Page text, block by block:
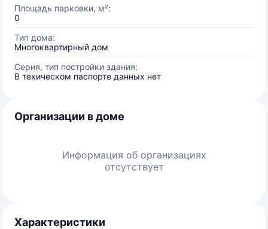
Площадь парковки, м²:
0
Тип дома:
Многоквартирный дом
Серия, тип постройки здания:
В техическом паспорте данных нет
Организации в доме
Информация об организациях
отсутствует
Характеристики